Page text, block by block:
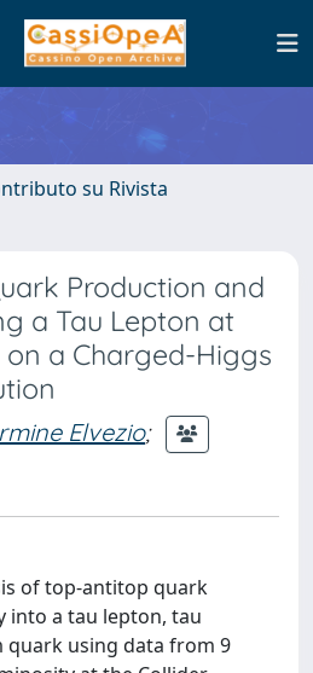
su Rivista
Production and
a Tau Lepton at
on a Charged-Higgs
Elvezio;
of top-antitop quark
into a tau lepton, tau
using data from 9